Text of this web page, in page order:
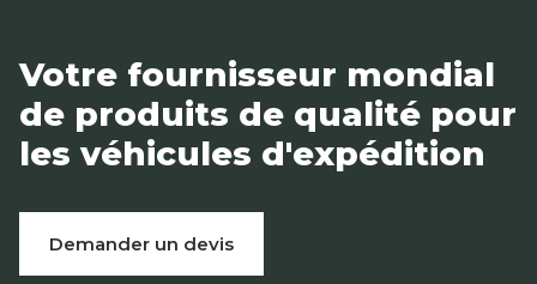
Votre fournisseur mondial
de produits de qualité pour
les véhicules d'expédition
Demander un devis